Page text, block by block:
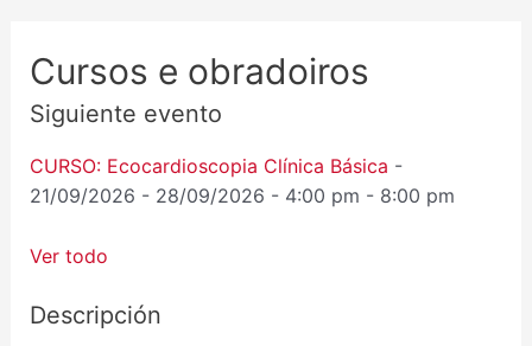
Cursos e obradoiros
Siguiente evento
CURSO: Ecocardioscopia Clínica Básica -
21/09/2026 - 28/09/2026 - 4:00 pm - 8:00 pm
Ver todo
Descripción